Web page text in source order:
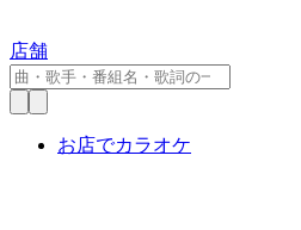
店舗
お店でカラオケ